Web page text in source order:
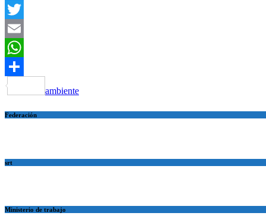
Facebook
Twitter
Email
WhatsApp
Compartir
ambiente